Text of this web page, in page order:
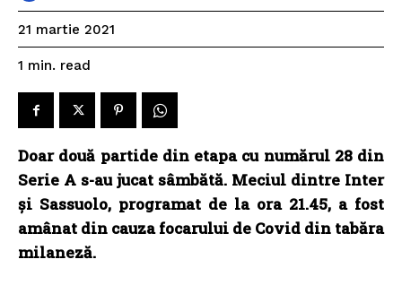
21 martie 2021
1 min. read
Doar două partide din etapa cu numărul 28 din
Serie A s-au jucat sâmbătă. Meciul dintre Inter
și Sassuolo, programat de la ora 21.45, a fost
amânat din cauza focarului de Covid din tabăra
milaneză.